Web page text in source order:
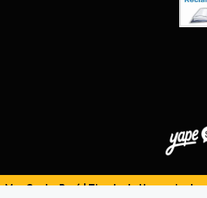
MaqCenterPerú | Tienda de